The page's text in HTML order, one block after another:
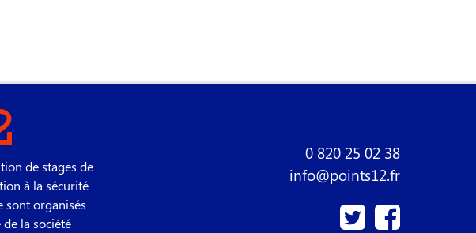
de stages de
à la sécurité
sont organisés
la société
0 820 25 02 38
info@points12.fr